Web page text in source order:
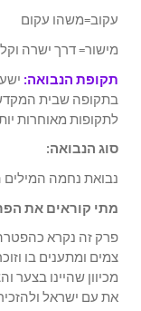
עקוב=משהו עקום
מישור= דרך ישרה
תקופת הנבואה:
בתקופה שבית המקדש
לתקופות מאוחרות
סוג הנבואה:
נבואת נחמה המילים
מתי קוראים את
פרק זה נקרא
צמים ומתענים בו
מכיוון שהיינו בצער
את עם ישראל